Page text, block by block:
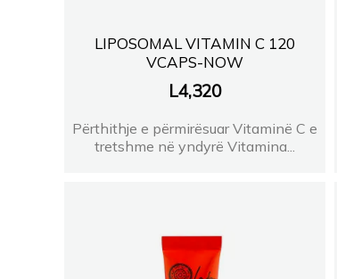
LIPOSOMAL VITAMIN C 120
VCAPS-NOW
L4,320
Përthithje e përmirësuar Vitaminë C e
tretshme në yndyrë Vitamina...